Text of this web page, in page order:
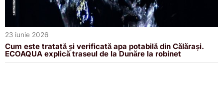
23 iunie 2026
Cum este tratată și verificată apa potabilă din Călărași.
ECOAQUA explică traseul de la Dunăre la robinet